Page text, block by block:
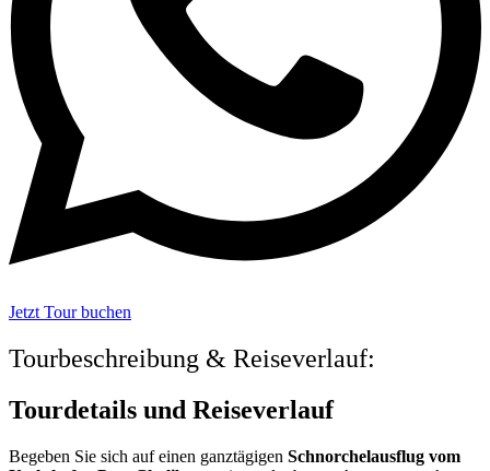
Jetzt Tour buchen
Tourbeschreibung & Reiseverlauf:
Tourdetails und Reiseverlauf
Begeben Sie sich auf einen ganztägigen Schnorchelausflug vom